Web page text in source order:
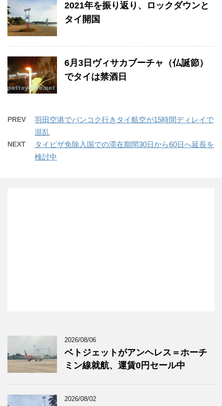
2021年を振り返り、ロックダウンと
タイ開国
6月3日ヴィサカブーチャ（仏誕節）
でタイは禁酒日
PREV
羽田空港でバンコク行きタイ航空が15時間ディレイで
混乱
NEXT
タイビザ免除入国での滞在期間30日から60日へ延長を
検討中
2026/08/06
ベトジェットがアンヘレス＝ホーチ
ミン線就航、運賃0円セール中
2026/08/02